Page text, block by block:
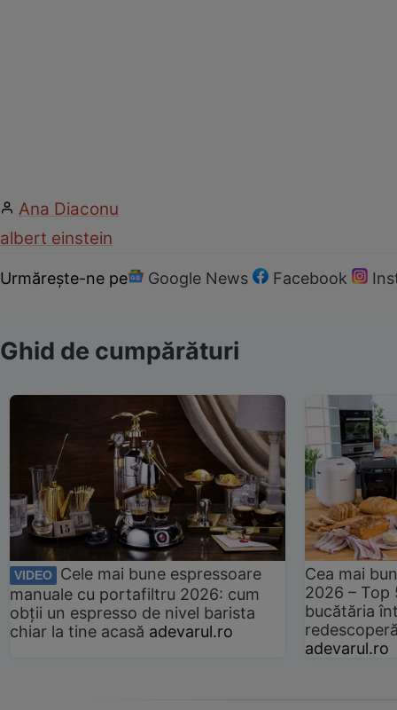
Ana Diaconu
albert einstein
Urmărește-ne pe Google News Facebook
Ghid de cumpărături
VIDEO
Cele mai bune espressoare
manuale cu portafiltru 2026: cum
obții un espresso de nivel barista
chiar la tine acasă adevarul.ro
Cea mai
2026 –
bucătăria
adevarul.ro